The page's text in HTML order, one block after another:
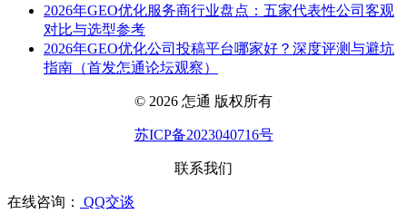
2026年GEO优化服务商行业盘点：五家代表性公司客观
对比与选型参考
2026年GEO优化公司投稿平台哪家好？深度评测与避坑
指南（首发怎通论坛观察）
© 2026 怎通 版权所有
苏ICP备2023040716号
联系我们
在线咨询： QQ交谈